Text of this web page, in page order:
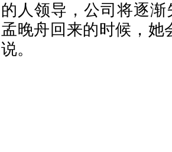
的人领导，公司将逐
孟晚舟回来的时候，她
说。